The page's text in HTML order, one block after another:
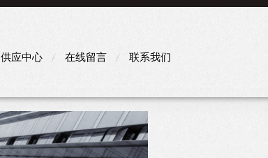
供应中心 在线留言 联系我们